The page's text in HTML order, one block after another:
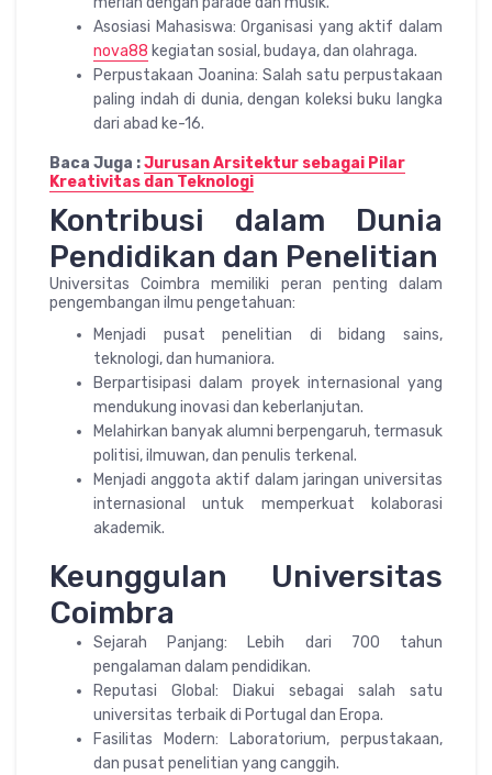
Asosiasi Mahasiswa: Organisasi yang aktif dalam
nova88 kegiatan sosial, budaya, dan olahraga.
Perpustakaan Joanina: Salah satu perpustakaan
paling indah di dunia, dengan koleksi buku langka
dari abad ke-16.
Baca Juga :Jurusan Arsitektur sebagai Pilar
Kreativitas dan Teknologi
Kontribusi dalam Dunia
Pendidikan dan Penelitian
Universitas Coimbra memiliki peran penting dalam
pengembangan ilmu pengetahuan:
Menjadi pusat penelitian di bidang sains,
teknologi, dan humaniora.
Berpartisipasi dalam proyek internasional yang
mendukung inovasi dan keberlanjutan.
Melahirkan banyak alumni berpengaruh, termasuk
politisi, ilmuwan, dan penulis terkenal.
Menjadi anggota aktif dalam jaringan universitas
internasional untuk memperkuat kolaborasi
akademik.
Keunggulan Universitas
Coimbra
Sejarah Panjang: Lebih dari 700 tahun
pengalaman dalam pendidikan.
Reputasi Global: Diakui sebagai salah satu
universitas terbaik di Portugal dan Eropa.
Fasilitas Modern: Laboratorium, perpustakaan,
dan pusat penelitian yang canggih.